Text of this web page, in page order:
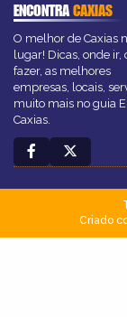
ENCONTRACAXIAS
O melhor de Caxias
lugar! Dicas, onde ir,
fazer, as melhores
empresas, locais,
muito mais no guia
Caxias.
Criado